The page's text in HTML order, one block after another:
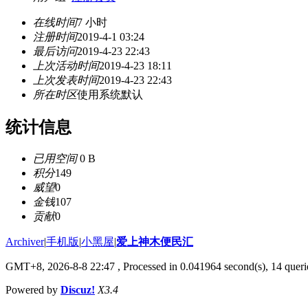
在线时间7 小时
注册时间2019-4-1 03:24
最后访问2019-4-23 22:43
上次活动时间2019-4-23 18:11
上次发表时间2019-4-23 22:43
所在时区使用系统默认
统计信息
已用空间0 B
积分149
威望0
金钱107
贡献0
Archiver|手机版|小黑屋|爱上神木便民汇
GMT+8, 2026-8-8 22:47 , Processed in 0.041964 second(s), 14
Powered by Discuz! X3.4